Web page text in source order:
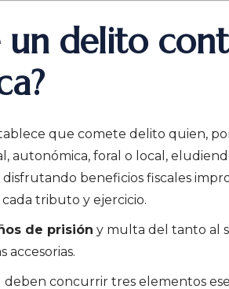
un delito
que comete delito quien,
autonómica, foral o local,
beneficios fiscales
tributo y ejercicio.
de prisión y multa del tanto al
accesorias.
concurrir tres elementos